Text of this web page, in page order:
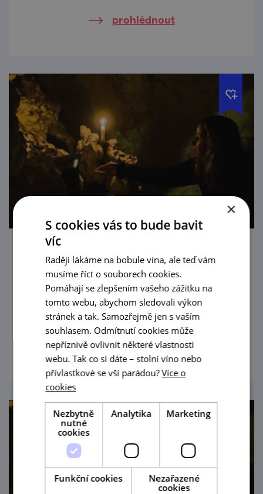
prohlédnout
17. 8. '26
Večerní prohlídky jeskyně Na Turoldu v
Mikulově.
prohlédnout
×
S cookies vás to bude bavit
víc
Raději lákáme na bobule vína, ale teď vám
musíme říct o souborech cookies.
Pomáhají se zlepšením vašeho zážitku na
tomto webu, abychom sledovali výkon
stránek a tak. Samozřejmě jen s vaším
souhlasem. Odmítnutí cookies může
nepříznivě ovlivnit některé vlastnosti
webu. Tak co si dáte – stolní víno nebo
přívlastkové se vší parádou?Více o
cookies
Nezbytně
nutné
cookies
Analytika Marketing
Funkční cookies
Nezařazené
cookies